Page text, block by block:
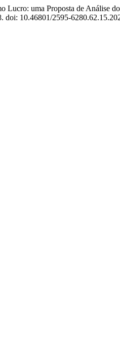
Lucro: uma Proposta de Análise
doi: 10.46801/2595-